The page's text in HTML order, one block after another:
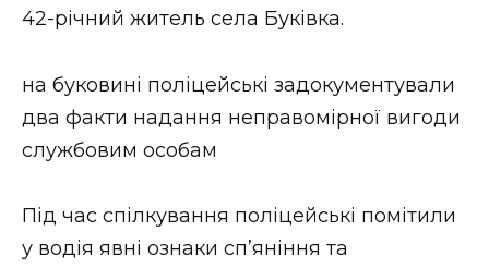
ФОТО
ВІДЕО
42-річний житель села Буківка.
на буковині поліцейські задокументували
два факти надання неправомірної вигоди
службовим особам
Під час спілкування поліцейські помітили
у водія явні ознаки сп’яніння та